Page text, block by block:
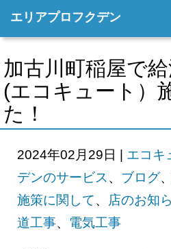
エリアプロフクデン
加古川町稲屋で
(エコキュート）
た！
2024年02月29日 | エコキ
デンのサービス 、 ブログ、
施策に関して、 店のお知
道工事、 電気工事